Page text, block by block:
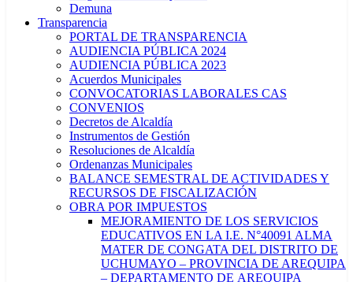
Demuna
Transparencia
PORTAL DE TRANSPARENCIA
AUDIENCIA PÚBLICA 2024
AUDIENCIA PÚBLICA 2023
Acuerdos Municipales
CONVOCATORIAS LABORALES CAS
CONVENIOS
Decretos de Alcaldía
Instrumentos de Gestión
Resoluciones de Alcaldía
Ordenanzas Municipales
BALANCE SEMESTRAL DE ACTIVIDADES Y
RECURSOS DE FISCALIZACIÓN
OBRA POR IMPUESTOS
MEJORAMIENTO DE LOS SERVICIOS
EDUCATIVOS EN LA I.E. N°40091 ALMA
MATER DE CONGATA DEL DISTRITO DE
UCHUMAYO – PROVINCIA DE AREQUIPA
– DEPARTAMENTO DE AREQUIPA